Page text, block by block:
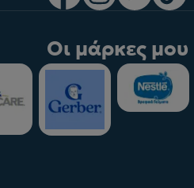
Οι μάρκες μου